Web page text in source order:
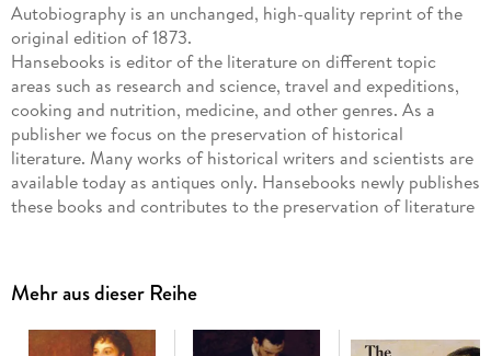
Autobiography is an unchanged, high-quality reprint of the
original edition of 1873.
Hansebooks is editor of the literature on different topic
areas such as research and science, travel and expeditions,
cooking and nutrition, medicine, and other genres. As a
publisher we focus on the preservation of historical
literature. Many works of historical writers and scientists are
available today as antiques only. Hansebooks newly publishes
these books and contributes to the preservation of literature
Mehr aus dieser Reihe